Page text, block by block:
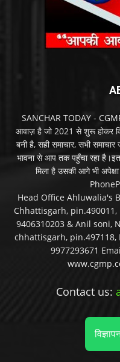
SANCHAR TODAY -
आवाज़ है जो 2021 से शुरू होकर
बनी है, सही समाचार, सभी समाचार
भावना से आप तक पहुँचा रहा
मिला है उसकी आगे भी
Head Office Ahluwalia's
Chhattisgarh, pin.490011,
9406310203 & Anil soni,
chhattisgarh, pin.497118,
9977293671
Contact us: